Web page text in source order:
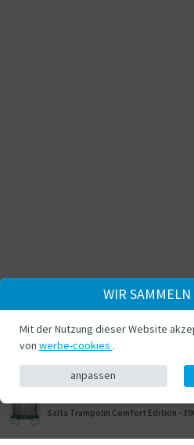
Salta Trampolin Comfort Edition -
WIR SAMMELN
Mit der Nutzung dieser Website
von werbe-cookies .
anpassen